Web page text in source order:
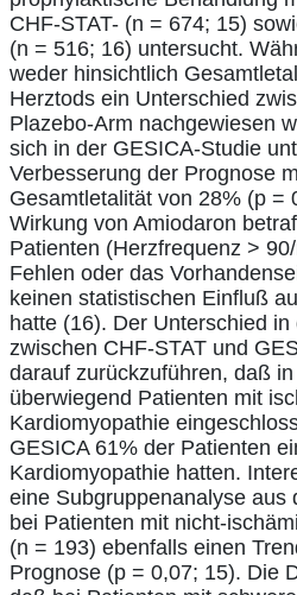
CHF-STAT- (n = 674; 15)
(n = 516; 16) untersucht.
weder hinsichtlich
Herztods ein Unterschied
Plazebo-Arm nachgewiesen
sich in der GESICA-Studie
Verbesserung der Prognose
Gesamtletalität von 28% (p =
Wirkung von Amiodaron
Patienten (Herzfrequenz >
Fehlen oder das
keinen statistischen Einfluß
hatte (16). Der Unterschied
zwischen CHF-STAT und
darauf zurückzuführen, daß
überwiegend Patienten mit
Kardiomyopathie
GESICA 61% der Patienten
Kardiomyopathie hatten.
eine Subgruppenanalyse aus
bei Patienten mit nicht-
(n = 193) ebenfalls einen
Prognose (p = 0,07; 15). Die